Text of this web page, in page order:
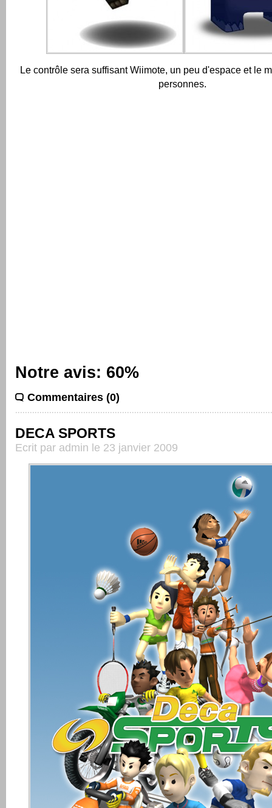
Le contrôle sera suffisant Wiimote, un peu d'espace et le
personnes.
Notre avis: 60%
Commentaires (0)
DECA SPORTS
Ecrit par admin le 23 janvier 2009